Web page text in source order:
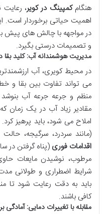
هنگامکمپینگ در کویر، رعایت
اهمیت حیاتی برخوردار
در مواجهه با چالش های پیش
و تصمیمات درستی بگیرد.
مدیریت هوشمندانه آب: کلید بقا
در محیط کویری، آب
می تواند تفاوت بین بقا و
منظم و جرعه جرعه آب بنوشد
مقادیر زیاد آب در یک زمان
املاح می شود، باید پرهیز
(مانند سردرد، سرگیجه،
اقدامات فوری (پناه گرفتن در
مرطوب، نوشیدن مایعات
شرایط اضطراری و طولانی
باید به دقت رعایت شود تا
کافی باشند.
مقابله با تغییرات دمایی: